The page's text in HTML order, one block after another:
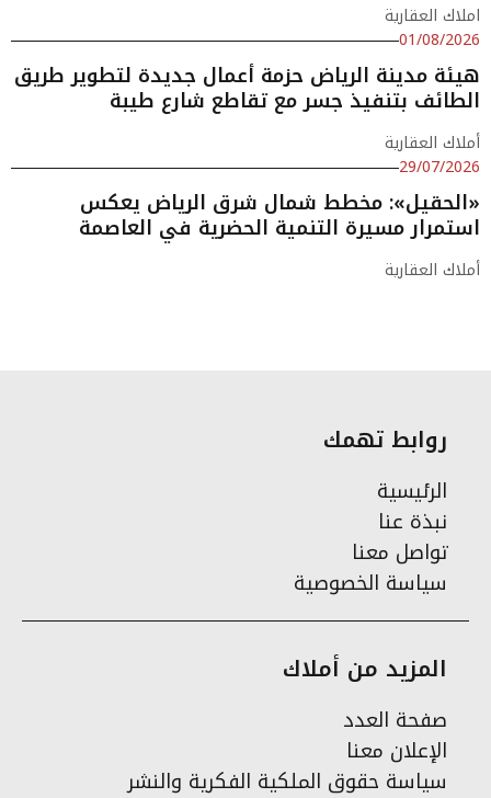
املاك العقارية
01/08/2026
هيئة مدينة الرياض حزمة أعمال جديدة لتطوير طريق
الطائف بتنفيذ جسر مع تقاطع شارع طيبة
أملاك العقارية
29/07/2026
«الحقيل»: مخطط شمال شرق الرياض يعكس
استمرار مسيرة التنمية الحضرية في العاصمة
أملاك العقارية
روابط تهمك
الرئيسية
نبذة عنا
تواصل معنا
سياسة الخصوصية
المزيد من أملاك
صفحة العدد
الإعلان معنا
سياسة حقوق الملكية الفكرية والنشر